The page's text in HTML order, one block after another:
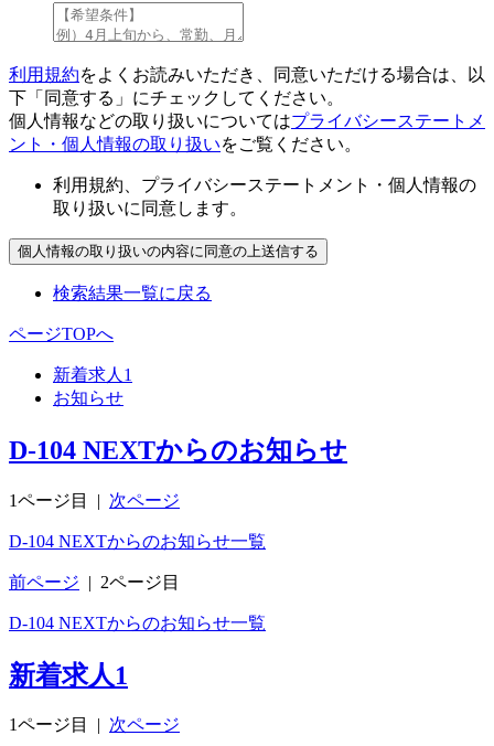
利用規約をよくお読みいただき、同意いただける場合は、以
下「同意する」にチェックしてください。
個人情報などの取り扱いについてはプライバシーステートメ
ント・個人情報の取り扱いをご覧ください。
利用規約、プライバシーステートメント・個人情報の
取り扱いに同意します。
検索結果一覧に戻る
ページTOPへ
新着求人 1
お知らせ
D-104 NEXTからのお知らせ
1ページ目 | 次ページ
D-104 NEXTからのお知らせ一覧
前ページ | 2ページ目
D-104 NEXTからのお知らせ一覧
新着求人1
1ページ目 次ページ